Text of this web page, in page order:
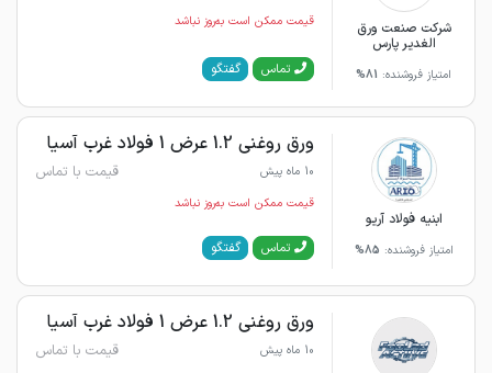
شرکت صنعت ورق
الغدیر پارس
امتیاز فروشنده: 81%
قیمت ممکن است به‌روز نباشد
تماس گفتگو
ابنیه فولاد آریو
امتیاز فروشنده: 85%
ورق روغنی 1.2 عرض 1 فولاد غرب آسیا
10 ماه پیش قیمت با تماس
قیمت ممکن است به‌روز نباشد
تماس گفتگو
ورق روغنی 1.2 عرض 1 فولاد غرب آسیا
10 ماه پیش قیمت با تماس